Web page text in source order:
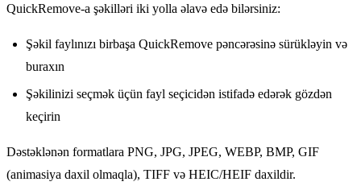
QuickRemove-a şəkilləri iki yolla əlavə edə bilərsiniz:
Şəkil faylınızı birbaşa QuickRemove pəncərəsinə sürükləyin və
buraxın
Şəkilinizi seçmək üçün fayl seçicidən istifadə edərək gözdən
keçirin
Dəstəklənən formatlara PNG, JPG, JPEG, WEBP, BMP, GIF
(animasiya daxil olmaqla), TIFF və HEIC/HEIF daxildir.